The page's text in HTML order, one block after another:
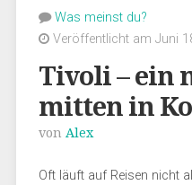
Was meinst du?
Veröffentlicht am Juni
Tivoli – ein
mitten in
von Alex
Oft läuft auf Reisen nicht